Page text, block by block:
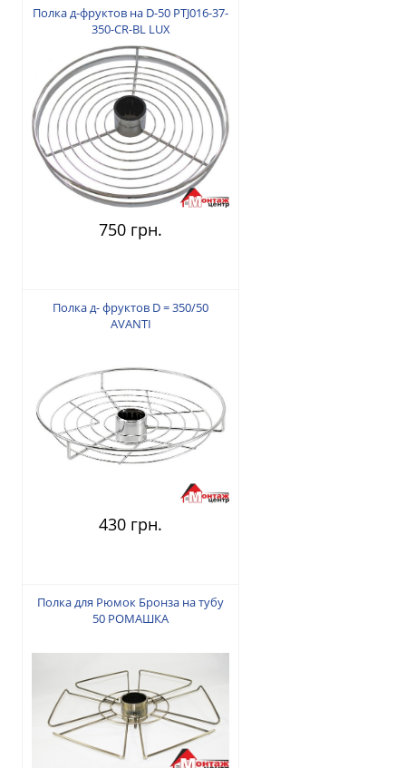
Полка д-фруктов на D-50 PTJ016-37-
350-CR-BL LUX
750 грн.
Полка д- фруктов D = 350/50
AVANTI
430 грн.
Полка для Рюмок Бронза на тубу
50 РОМАШКА